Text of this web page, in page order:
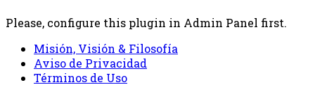
Please, configure this plugin in Admin Panel first.
Misión, Visión & Filosofía
Aviso de Privacidad
Términos de Uso